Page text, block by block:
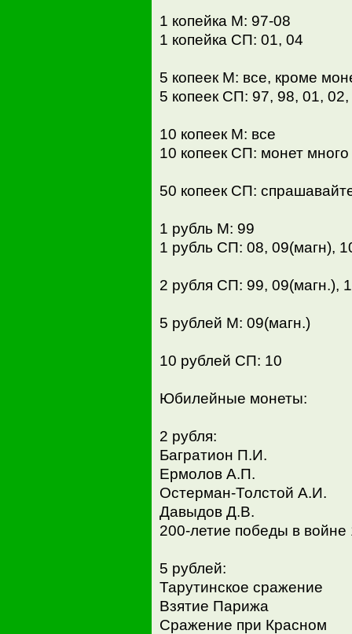
1 копейка М: 97-08
1 копейка СП: 01, 04
5 копеек М: все, кроме
5 копеек СП: 97, 98, 01,
10 копеек М: все
10 копеек СП: монет
50 копеек СП:
1 рубль М: 99
1 рубль СП: 08, 09(магн),
2 рубля СП: 99, 09(магн.),
5 рублей М: 09(магн.)
10 рублей СП: 10
Юбилейные монеты:
2 рубля:
Багратион П.И.
Ермолов А.П.
Остерман-Толстой А.И.
Давыдов Д.В.
200-летие победы в войне
5 рублей:
Тарутинское сражение
Взятие Парижа
Сражение при Красном